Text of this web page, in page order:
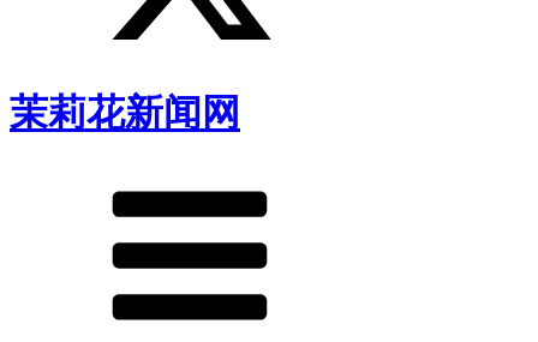
茉莉花新闻网